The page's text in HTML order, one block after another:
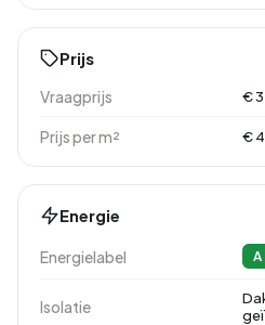
Prijs
Vraagprijs €
Prijs per m² €
Energie
Energielabel A
Isolatie